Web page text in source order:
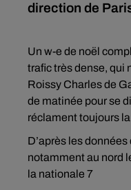
direction de
Un w-e de noël
trafic très dense, qui
Roissy Charles de
de matinée pour se
réclament toujours
D’après les
notamment au nord
la nationale 7